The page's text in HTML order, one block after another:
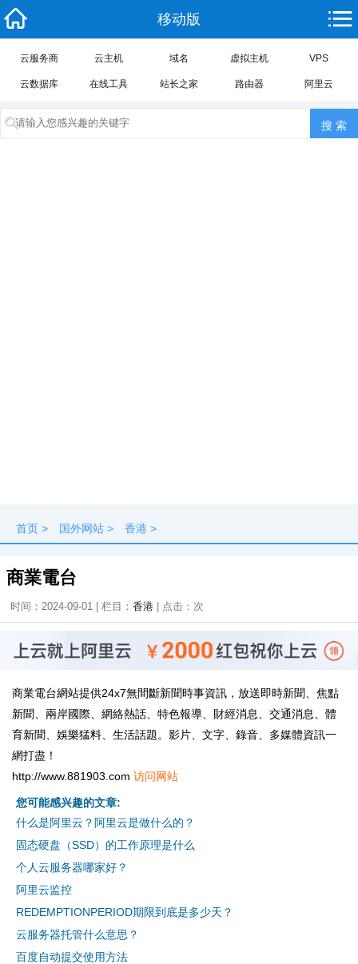
移动版
云服务商 云主机 域名 虚拟主机 VPS
云数据库 在线工具 站长之家 路由器 阿里云
首页 > 国外网站 > 香港 >
商業電台
时间：2024-09-01 | 栏目： 香港 | 点击： 次
商業電台網站提供24x7無間斷新聞時事資訊，放送即時新聞、焦點
新聞、兩岸國際、網絡熱話、特色報導、財經消息、交通消息、體
育新聞、娛樂猛料、生活話題。影片、文字、錄音、多媒體資訊一
網打盡！
http://www.881903.com 访问网站
您可能感兴趣的文章:
什么是阿里云？阿里云是做什么的？
固态硬盘（SSD）的工作原理是什么
个人云服务器哪家好？
阿里云监控
REDEMPTIONPERIOD期限到底是多少天？
云服务器托管什么意思？
百度自动提交使用方法